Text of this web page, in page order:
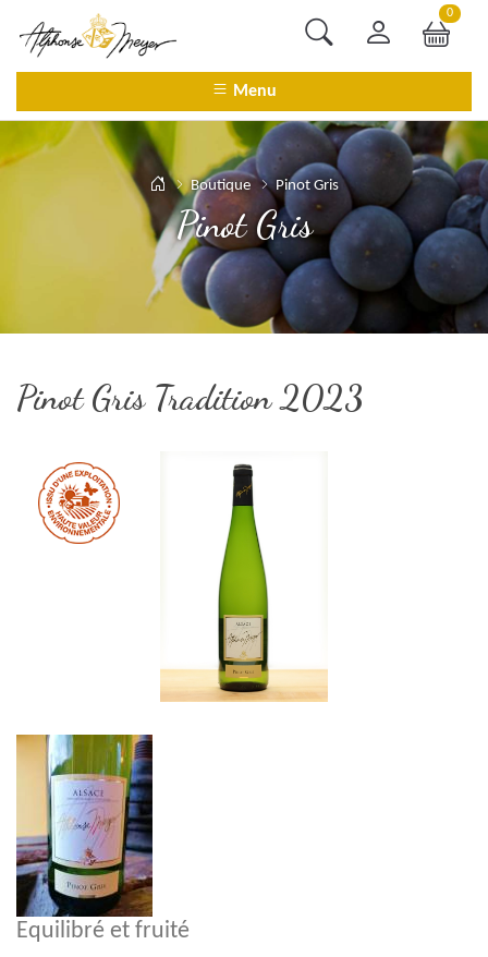
Menu
0
Boutique Pinot Gris
Pinot Gris
Pinot Gris Tradition 2023
Equilibré et fruité